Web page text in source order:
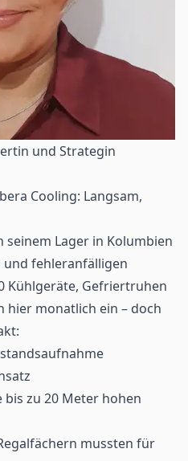
und Strategin
Cooling: Langsam,
Lager in Kolumbien
fehleranfälligen
Kühlgeräte, Gefriertruhen
hier monatlich ein – doch
zu 20 Meter hohen
mussten für